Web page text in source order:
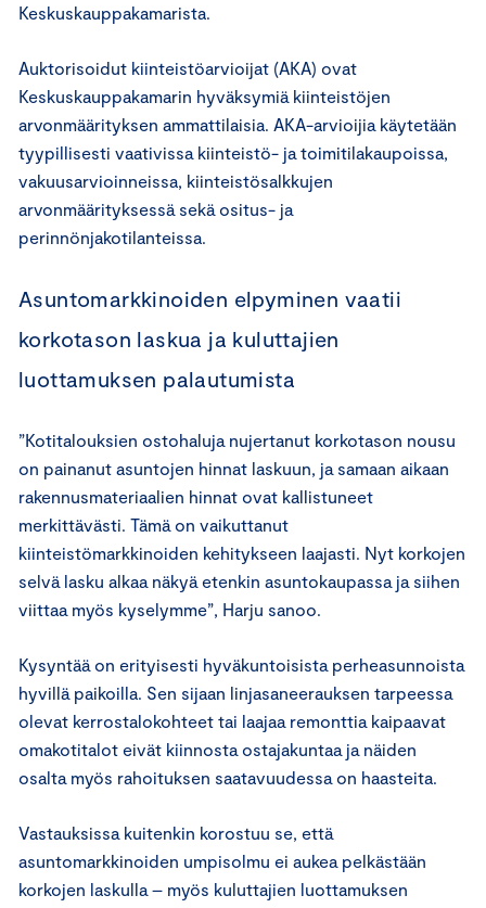
Keskuskauppakamarista.
Auktorisoidut kiinteistöarvioijat (AKA) ovat
Keskuskauppakamarin hyväksymiä kiinteistöjen
arvonmäärityksen ammattilaisia. AKA-arvioijia käytetään
tyypillisesti vaativissa kiinteistö- ja toimitilakaupoissa,
vakuusarvioinneissa, kiinteistösalkkujen
arvonmäärityksessä sekä ositus- ja
perinnönjakotilanteissa.
Asuntomarkkinoiden elpyminen vaatii
korkotason laskua ja kuluttajien
luottamuksen palautumista
”Kotitalouksien ostohaluja nujertanut korkotason nousu
on painanut asuntojen hinnat laskuun, ja samaan aikaan
rakennusmateriaalien hinnat ovat kallistuneet
merkittävästi. Tämä on vaikuttanut
kiinteistömarkkinoiden kehitykseen laajasti. Nyt korkojen
selvä lasku alkaa näkyä etenkin asuntokaupassa ja siihen
viittaa myös kyselymme”, Harju sanoo.
Kysyntää on erityisesti hyväkuntoisista perheasunnoista
hyvillä paikoilla. Sen sijaan linjasaneerauksen tarpeessa
olevat kerrostalokohteet tai laajaa remonttia kaipaavat
omakotitalot eivät kiinnosta ostajakuntaa ja näiden
osalta myös rahoituksen saatavuudessa on haasteita.
Vastauksissa kuitenkin korostuu se, että
asuntomarkkinoiden umpisolmu ei aukea pelkästään
korkojen laskulla – myös kuluttajien luottamuksen